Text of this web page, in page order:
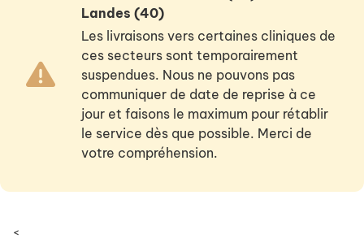
Landes (40)
Les livraisons vers certaines cliniques de
ces secteurs sont temporairement
suspendues. Nous ne pouvons pas
communiquer de date de reprise à ce
jour et faisons le maximum pour rétablir
le service dès que possible. Merci de
votre compréhension.
<